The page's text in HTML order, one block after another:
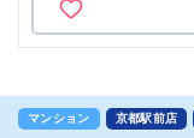
マンション 京都駅前店